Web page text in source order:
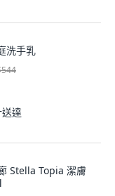
洗手乳
達
Stella Topia 潔膚